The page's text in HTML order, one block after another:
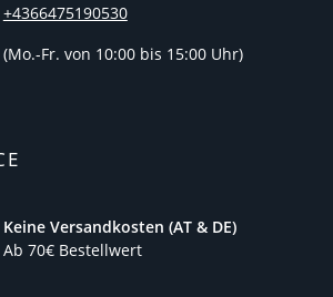
+4366475190530
(Mo.-Fr. von 10:00 bis 15:00 Uhr)
Keine Versandkosten (AT & DE)
Ab 70€ Bestellwert